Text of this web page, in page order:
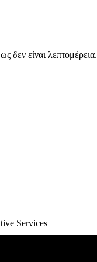
δεν είναι λεπτομέρεια.
Services